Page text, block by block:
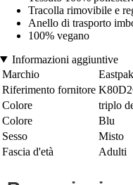
Tracolla rimovibile e
Anello di trasporto
100% vegano
Informazioni aggiuntive
Marchio
Eastpak
Riferimento fornitore
Colore
triplo
Colore
Blu
Sesso
Misto
Fascia d'età
Adulti